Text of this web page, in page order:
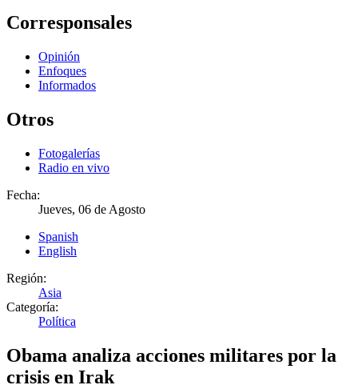
Corresponsales
Opinión
Enfoques
Informados
Otros
Fotogalerías
Radio en vivo
Fecha:
Jueves, 06 de Agosto
Spanish
English
Región:
Asia
Categoría:
Política
Obama analiza acciones militares por la
crisis en Irak